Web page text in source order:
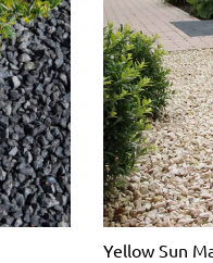
Yellow Sun